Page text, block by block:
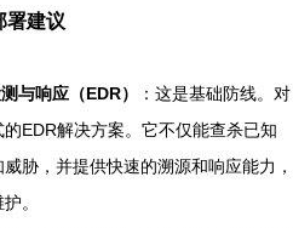
署建议
与响应（EDR）
：这是基础防线。对
EDR解决方案。它不仅能查杀已知
胁，并提供快速的溯源和响应能力，
。